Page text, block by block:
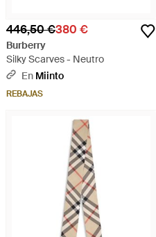
446,50 €380 €
Burberry
Silky Scarves - Neutro
En Miinto
REBAJAS